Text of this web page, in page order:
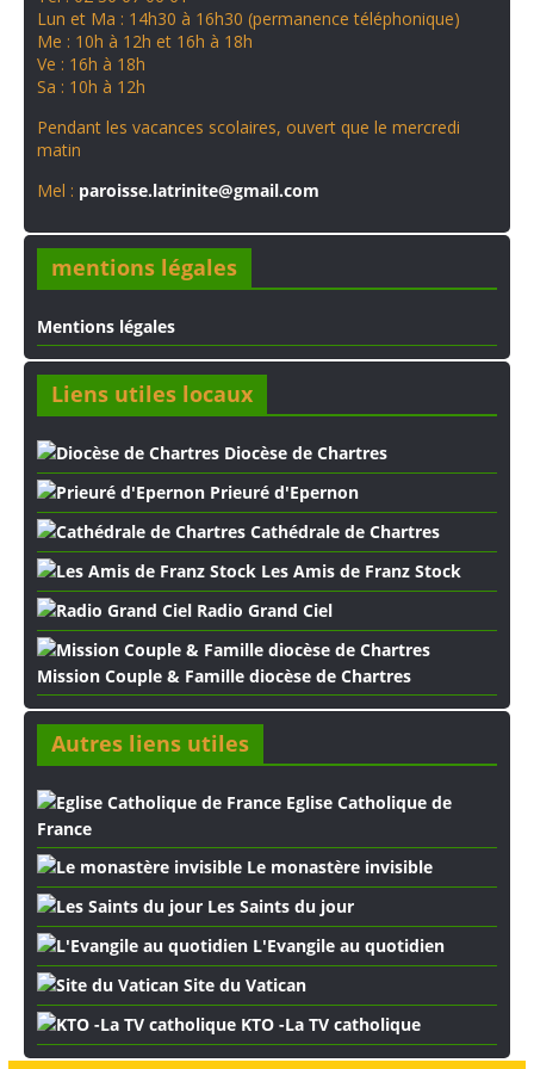
Lun et Ma : 14h30 à 16h30 (permanence téléphonique)
Me : 10h à 12h et 16h à 18h
Ve : 16h à 18h
Sa : 10h à 12h
Pendant les vacances scolaires, ouvert que le mercredi
matin
Mel : paroisse.latrinite@gmail.com
mentions légales
Mentions légales
Liens utiles locaux
Diocèse de Chartres
Prieuré d'Epernon
Cathédrale de Chartres
Les Amis de Franz Stock
Radio Grand Ciel
Mission Couple & Famille diocèse de Chartres
Autres liens utiles
Eglise Catholique de
France
Le monastère invisible
Les Saints du jour
L'Evangile au quotidien
Site du Vatican
KTO -La TV catholique